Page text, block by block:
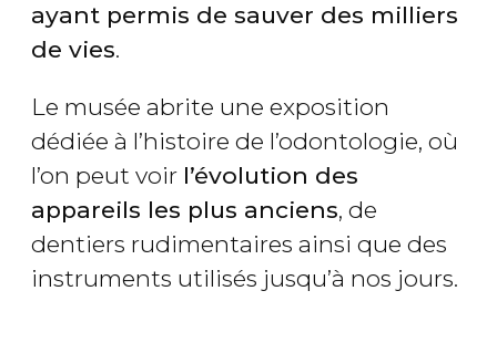
ayant permis de sauver des milliers
de vies.
Le musée abrite une exposition
dédiée à l’histoire de l’odontologie, où
l’on peut voir l’évolution des
appareils les plus anciens, de
dentiers rudimentaires ainsi que des
instruments utilisés jusqu’à nos jours.